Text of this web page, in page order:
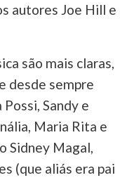
autores Joe Hill e
são mais claras,
desde sempre
Sandy e
Maria Rita e
Sidney Magal,
(que aliás era pai